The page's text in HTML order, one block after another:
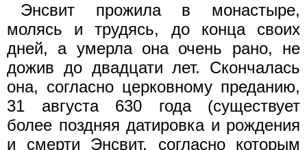
Энсвит прожила в монастыре,
молясь и трудясь, до конца своих
дней, а умерла она очень рано, не
дожив до двадцати лет. Скончалась
она, согласно церковному преданию,
31 августа 630 года (существует
более поздняя датировка и рождения
и смерти Энсвит, согласно которым